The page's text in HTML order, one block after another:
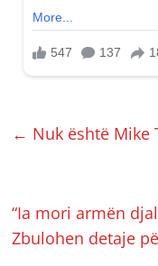
← Nuk është Mike
“Ia mori armën
Zbulohen detaje